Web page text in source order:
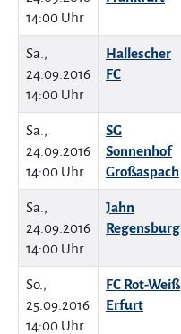
14:00 Uhr
Sa.,
24.09.2016
14:00 Uhr
Hallescher
FC
Sa.,
24.09.2016
14:00 Uhr
SG
Sonnenhof
Großaspach
Sa.,
24.09.2016
14:00 Uhr
Jahn
Regensburg
So.,
25.09.2016
14:00 Uhr
FC Rot-Weiß
Erfurt